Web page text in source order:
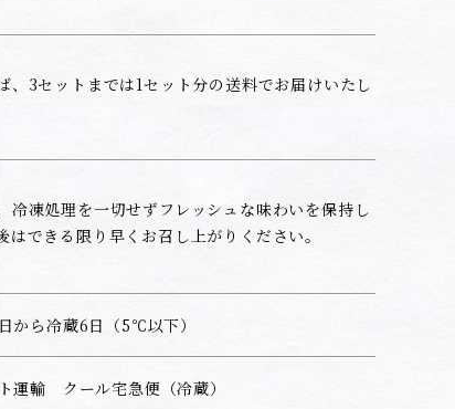
、3セットまでは1セット分の送料でお届けいたし
冷凍処理を一切せずフレッシュな味わいを保持し
はできる限り早くお召し上がりください。
から冷蔵6日（5℃以下）
運輸 クール宅急便（冷蔵）